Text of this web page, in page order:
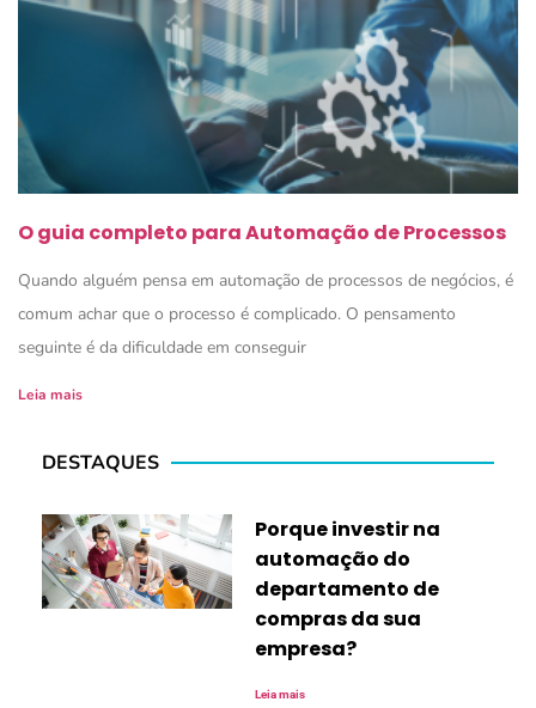
O guia completo para Automação de Processos
Quando alguém pensa em automação de processos de negócios, é
comum achar que o processo é complicado. O pensamento
seguinte é da dificuldade em conseguir
Leia mais
DESTAQUES
Porque investir na
automação do
departamento de
compras da sua
empresa?
Leia mais